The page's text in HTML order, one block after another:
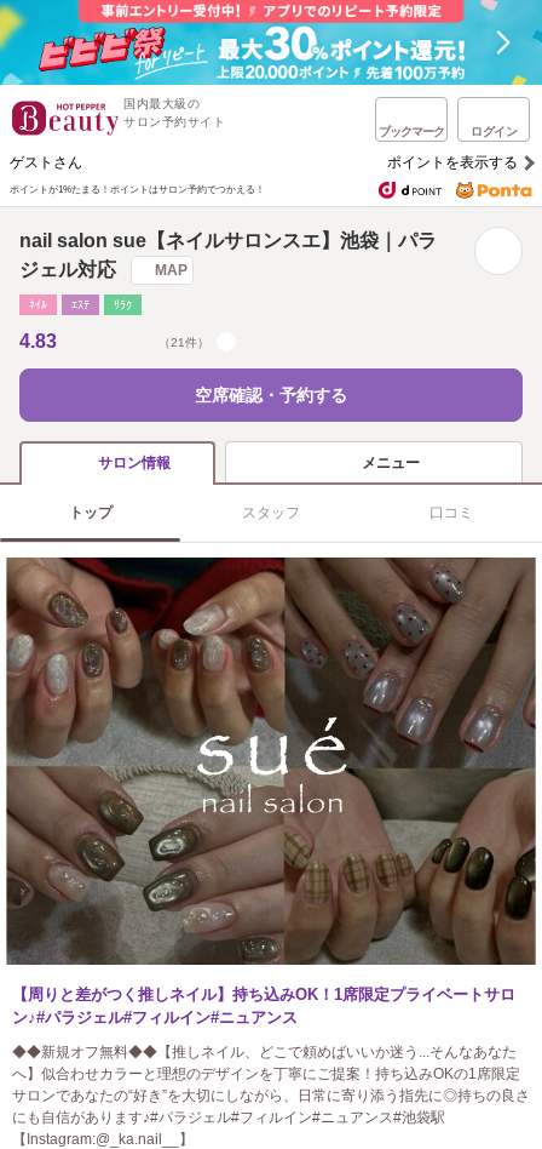
国内最大級の
サロン予約サイト
ブックマーク ログイン
ゲストさん ポイントを表示する
ポイントが1%たまる！ ポイントはサロン予約でつかえる！
nail salon sue【ネイルサロンスエ】池袋｜パラ
ジェル対応
MAP
ﾈｲﾙ ｴｽﾃ ﾘﾗｸ
4.83 （21件）
空席確認・予約する
サロン情報 メニュー
トップ スタッフ 口コミ
【周りと差がつく推しネイル】持ち込みOK！1席限定プライベートサロ
ン♪#パラジェル#フィルイン#ニュアンス
◆◆新規オフ無料◆◆【推しネイル、どこで頼めばいいか迷う...そんなあなた
へ】似合わせカラーと理想のデザインを丁寧にご提案！持ち込みOKの1席限定
サロンであなたの“好き”を大切にしながら、日常に寄り添う指先に◎持ちの良さ
にも自信があります♪#パラジェル#フィルイン#ニュアンス#池袋駅
【Instagram:@_ka.nail__】